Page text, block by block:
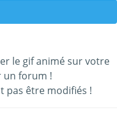
le gif animé sur votre
un forum !
pas être modifiés !